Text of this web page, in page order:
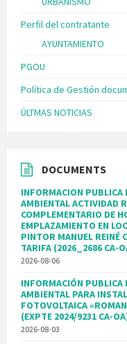
Perfil del contratante
AYUNTAMIENTO
PGOU
Política de Gestión
ÚLTMAS NOTICIAS
DOCUMENTS
INFORMACION PUBLICA
AMBIENTAL ACTIVIDAD
COMPLEMENTARIO DE
EMPLAZAMIENTO EN
PINTOR MANUEL REINÉ
TARIFA (2026_2686 CA-
2026-08-06
INFORMACIÓN PUBLICA
AMBIENTAL PARA
FOTOVOLTAICA
(EXPTE 2024/9231 CA-
2026-08-03